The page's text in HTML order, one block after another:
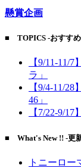
懸賞企画
■ TOPICS -おすす
【9/11-11/
ラ」
【9/4-11/
46」
【7/22-9/
■ What's New !! -更
トニーロ